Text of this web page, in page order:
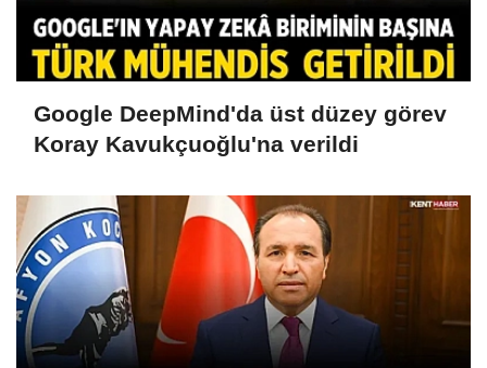
Google DeepMind'da üst düzey görev
Koray Kavukçuoğlu'na verildi